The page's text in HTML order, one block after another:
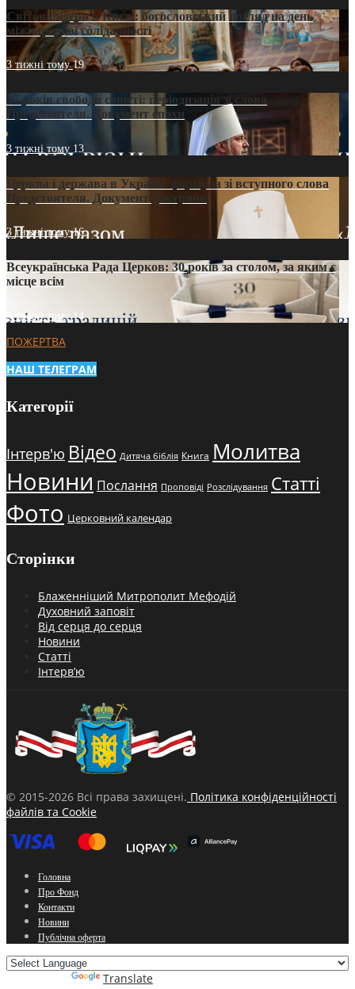
Світові лідери в Києві: богословський погляд на день
міжнародної солідарності
3 тижні тому19
35 років свободи совісті: періодизація зі слова
Предстоятеля. Документ епохи
3 тижні тому 13
Церква і держава в Україні: формула зі вступного слова
Предстоятеля. Документ доктрини
3 тижні тому16
Всеукраїнська Рада Церков: 30 років за столом, за яким є
місце всім
3 тижні тому14
ПОЖЕРТВА
НАШ ТЕЛЕГРАМ
Категорії
Інтерв'ю Відео Дитяча біблія Книга Молитва
Новини Послання Проповіді Розслідування Статті
Фото Церковний календар
Сторінки
Блаженніший Митрополит Мефодій
Духовний заповіт
Від серця до серця
Новини
Статті
Інтерв’ю
© 2015-2026 Всі права захищені. Політика конфіденційності
файлів та Cookie
Головна
Про Фонд
Контакти
Новини
Публічна оферта
Translate